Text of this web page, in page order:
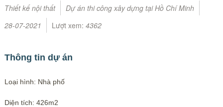
Thiết kế nội thất
Dự án thi công xây dựng tại Hồ Chí Minh
28-07-2021
Lượt xem: 4362
Thông tin dự án
Loại hình: Nhà phố
Diện tích: 426m2